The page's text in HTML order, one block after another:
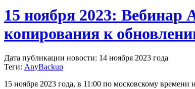
15 ноября 2023: Вебинар
копирования к
Дата публикации новости: 14 ноября 2023 года
Теги: AnyBackup
15 ноября 2023 года, в 11:00 по московскому